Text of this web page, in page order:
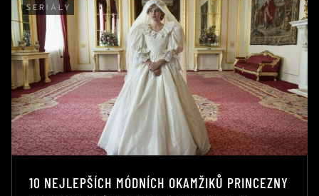
SERIÁLY
10 NEJLEPŠÍCH MÓDNÍCH OKAMŽIKŮ PRINCEZNY